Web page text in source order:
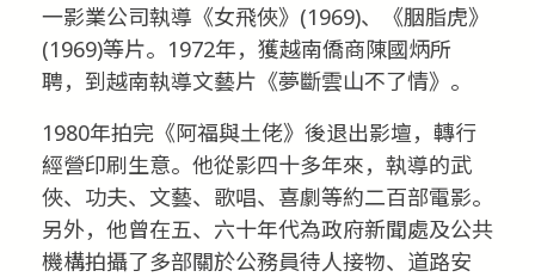
一影業公司執導《女飛俠》(1969)、《胭脂虎》
(1969)等片。1972年，獲越南僑商陳國炳所
聘，到越南執導文藝片《夢斷雲山不了情》。
1980年拍完《阿福與土佬》後退出影壇，轉行
經營印刷生意。他從影四十多年來，執導的武
俠、功夫、文藝、歌唱、喜劇等約二百部電影。
另外，他曾在五、六十年代為政府新聞處及公共
機構拍攝了多部關於公務員待人接物、道路安